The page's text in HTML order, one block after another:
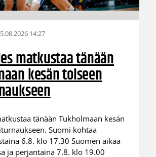
14:27
matkustaa tänään
kesän toiseen
tänään Tukholmaan kesän
Suomi kohtaa
6.8. klo 17.30 Suomen aikaa
ja perjantaina 7.8. klo 19.00